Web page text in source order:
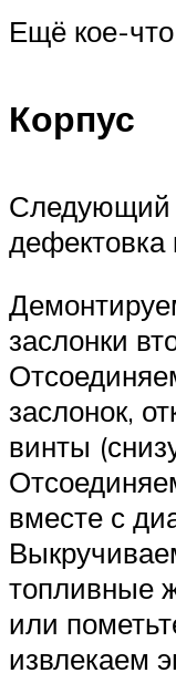
Ещё кое-
Корпус
Следующий
дефектовка
заслонки
заслонок,
винты
вместе с
топливные
или
извлекаем